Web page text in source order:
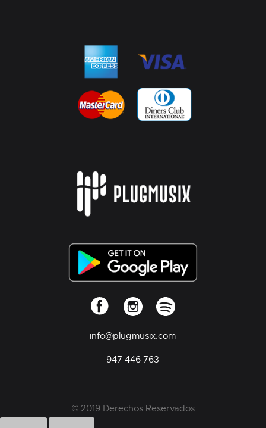
info@plugmusix.com
947 446 763
© 2019 Derechos Reservados